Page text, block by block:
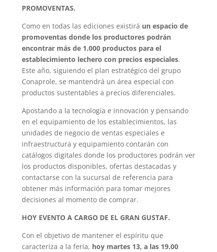
PROMOVENTAS.
Como en todas las ediciones existirá un espacio de
promoventas donde los productores podrán
encontrar más de 1.000 productos para el
establecimiento lechero con precios especiales.
Este año, siguiendo el plan estratégico del grupo
Conaprole, se mantendrá un área especial con
productos sustentables a precios diferenciales.
Apostando a la tecnología e innovación y pensando
en el equipamiento de los establecimientos, las
unidades de negocio de ventas especiales e
infraestructura y equipamiento contarán con
catálogos digitales donde los productores podrán ver
los productos disponibles, ofertas destacadas y
contactarse con la sucursal de referencia para
obtener más información para tomar mejores
decisiones al momento de comprar.
HOY EVENTO A CARGO DE EL GRAN GUSTAF.
Con el objetivo de mantener el espíritu que
caracteriza a la feria, hoy martes 13, a las 19.00